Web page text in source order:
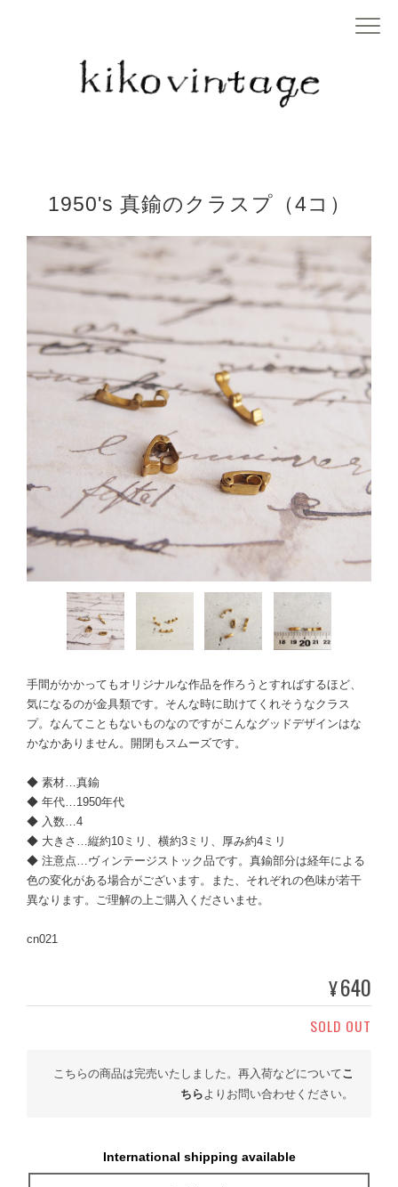
1950's 真鍮のクラスプ（4コ）
手間がかかってもオリジナルな作品を作ろうとすればするほど、
気になるのが金具類です。そんな時に助けてくれそうなクラス
プ。なんてこともないものなのですがこんなグッドデザインはな
かなかありません。開閉もスムーズです。
◆ 素材…真鍮
◆ 年代…1950年代
◆ 入数…4
◆ 大きさ…縦約10ミリ、横約3ミリ、厚み約4ミリ
◆ 注意点…ヴィンテージストック品です。真鍮部分は経年による
色の変化がある場合がございます。また、それぞれの色味が若干
異なります。ご理解の上ご購入くださいませ。
cn021
¥640
SOLD OUT
こちらの商品は完売いたしました。再入荷などについてこ
ちらよりお問い合わせください。
International shipping available